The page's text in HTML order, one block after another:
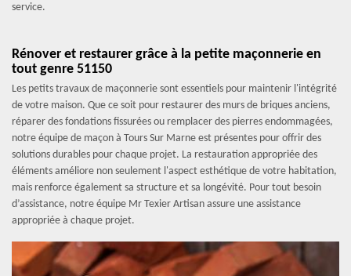
service.
Rénover et restaurer grâce à la petite maçonnerie en
tout genre 51150
Les petits travaux de maçonnerie sont essentiels pour maintenir l'intégrité
de votre maison. Que ce soit pour restaurer des murs de briques anciens,
réparer des fondations fissurées ou remplacer des pierres endommagées,
notre équipe de maçon à Tours Sur Marne est présentes pour offrir des
solutions durables pour chaque projet. La restauration appropriée des
éléments améliore non seulement l'aspect esthétique de votre habitation,
mais renforce également sa structure et sa longévité. Pour tout besoin
d’assistance, notre équipe Mr Texier Artisan assure une assistance
appropriée à chaque projet.